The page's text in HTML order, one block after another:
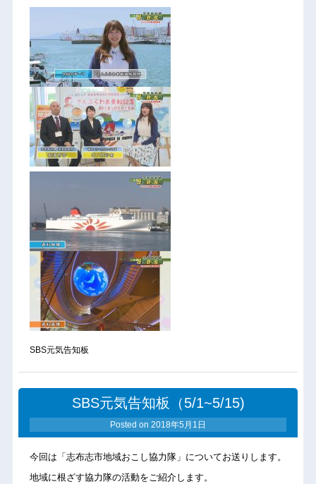
SBS元気告知板
SBS元気告知板（5/1~5/15)
Posted on 2018年5月1日
今回は「志布志市地域おこし協力隊」についてお送りします。
地域に根ざす協力隊の活動をご紹介します。